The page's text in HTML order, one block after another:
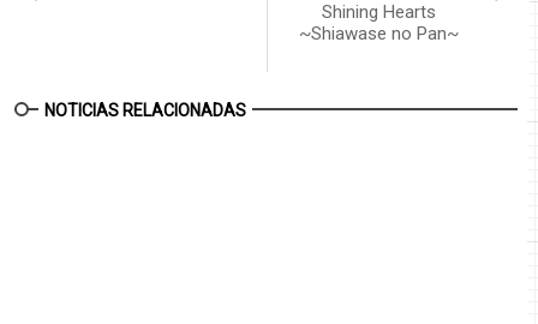
Shining Hearts
~Shiawase no Pan~
NOTICIAS RELACIONADAS